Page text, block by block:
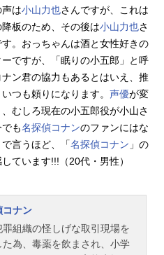
は小山力也さんですが、これは
板のため、その後は小山力也さ
。おっちゃんは酒と女性好きの
ですが、「眠りの小五郎」と呼
ン君の協力もあるとはいえ、推
つも頼りになります。 声優が変
むしろ現在の小五郎役が小山さ
も名探偵コナンのファンにはな
言うほど、「名探偵コナン 」の
ています!!!（20代・男性）
コナン
罪組織の怪しげな取引現場を
た為、毒薬を飲まされ、小学